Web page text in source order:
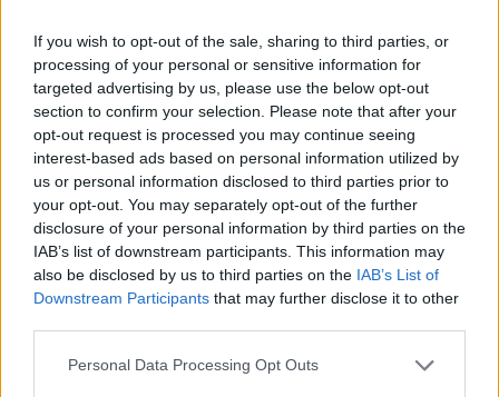
If you wish to opt-out of the sale, sharing to third parties, or
processing of your personal or sensitive information for
targeted advertising by us, please use the below opt-out
section to confirm your selection. Please note that after your
opt-out request is processed you may continue seeing
interest-based ads based on personal information utilized by
us or personal information disclosed to third parties prior to
your opt-out. You may separately opt-out of the further
disclosure of your personal information by third parties on the
IAB’s list of downstream participants. This information may
also be disclosed by us to third parties on the IAB’s List of
Downstream Participants that may further disclose it to other
Personal Data Processing Opt Outs
€ 2,49
MEHRWEG
0,50 L Flasche - € 4,98 / LTR info
Uitverkocht